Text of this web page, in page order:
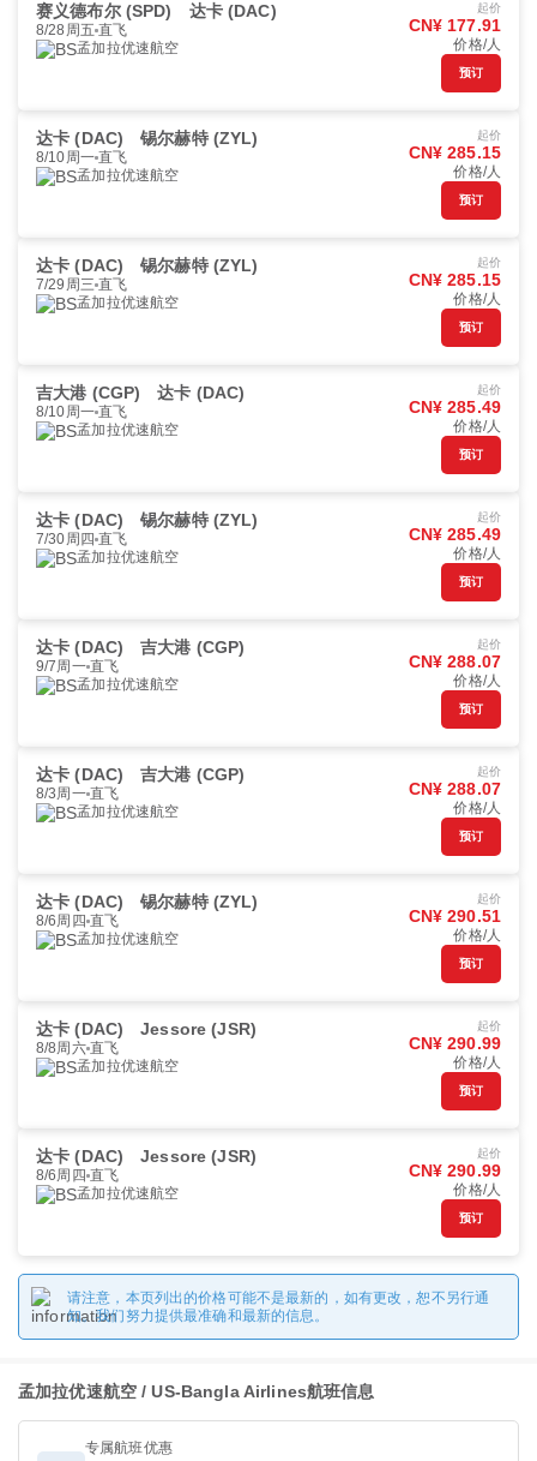
赛义德布尔 (SPD) 达卡 (DAC)
8/28周五 直飞
孟加拉优速航空
起价
CN¥ 177.91
价格/人
预订
达卡 (DAC) 锡尔赫特 (ZYL)
8/10周一 直飞
孟加拉优速航空
起价
CN¥ 285.15
价格/人
预订
达卡 (DAC) 锡尔赫特 (ZYL)
7/29周三 直飞
孟加拉优速航空
起价
CN¥ 285.15
价格/人
预订
吉大港 (CGP) 达卡 (DAC)
8/10周一 直飞
孟加拉优速航空
起价
CN¥ 285.49
价格/人
预订
达卡 (DAC) 锡尔赫特 (ZYL)
7/30周四 直飞
孟加拉优速航空
起价
CN¥ 285.49
价格/人
预订
达卡 (DAC) 吉大港 (CGP)
9/7周一 直飞
孟加拉优速航空
起价
CN¥ 288.07
价格/人
预订
达卡 (DAC) 吉大港 (CGP)
8/3周一 直飞
孟加拉优速航空
起价
CN¥ 288.07
价格/人
预订
达卡 (DAC) 锡尔赫特 (ZYL)
8/6周四 直飞
孟加拉优速航空
起价
CN¥ 290.51
价格/人
预订
达卡 (DAC) Jessore (JSR)
8/8周六 直飞
孟加拉优速航空
起价
CN¥ 290.99
价格/人
预订
达卡 (DAC) Jessore (JSR)
8/6周四 直飞
孟加拉优速航空
起价
CN¥ 290.99
价格/人
预订
请注意，本页列出的价格可能不是最新的，如有更改，恕不另行通
知。我们努力提供最准确和最新的信息。
孟加拉优速航空 / US-Bangla Airlines航班信息
专属航班优惠